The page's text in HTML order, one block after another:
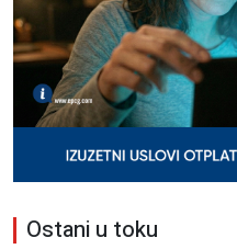
Ostani u toku